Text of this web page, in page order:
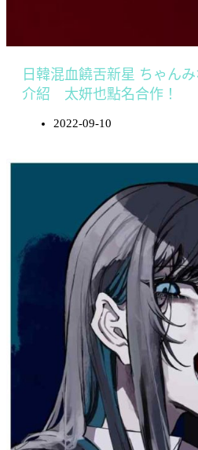
日韓混血饒舌新星 ちゃん
介紹 太妍也點名合作！
2022-09-10